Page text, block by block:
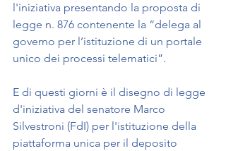
l'iniziativa presentando la proposta di
legge n. 876 contenente la “delega al
governo per l’istituzione di un portale
unico dei processi telematici”.
E di questi giorni è il disegno di legge
d'iniziativa del senatore Marco
Silvestroni (FdI) per l'istituzione della
piattaforma unica per il deposito